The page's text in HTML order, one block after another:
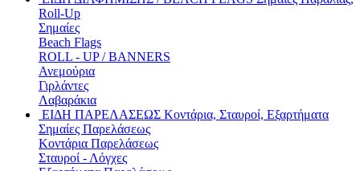
Roll-Up
Σημαίες
Beach Flags
ROLL - UP / BANNERS
Ανεμούρια
Γιρλάντες
Λαβαράκια
ΕΙΔΗ ΠΑΡΕΛΑΣΕΩΣ Κοντάρια, Σταυροί, Εξαρτήματα
Σημαίες Παρελάσεως
Κοντάρια Παρελάσεως
Σταυροί - Λόγχες